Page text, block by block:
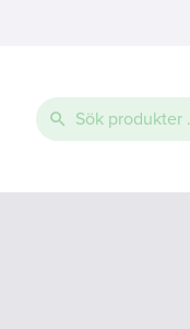
Sök
efter: